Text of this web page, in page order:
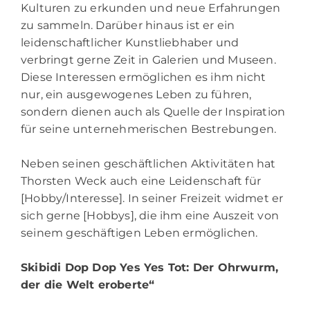
Kulturen zu erkunden und neue Erfahrungen
zu sammeln. Darüber hinaus ist er ein
leidenschaftlicher Kunstliebhaber und
verbringt gerne Zeit in Galerien und Museen.
Diese Interessen ermöglichen es ihm nicht
nur, ein ausgewogenes Leben zu führen,
sondern dienen auch als Quelle der Inspiration
für seine unternehmerischen Bestrebungen.
Neben seinen geschäftlichen Aktivitäten hat
Thorsten Weck auch eine Leidenschaft für
[Hobby/Interesse]. In seiner Freizeit widmet er
sich gerne [Hobbys], die ihm eine Auszeit von
seinem geschäftigen Leben ermöglichen.
Skibidi Dop Dop Yes Yes Tot: Der Ohrwurm,
der die Welt eroberte“